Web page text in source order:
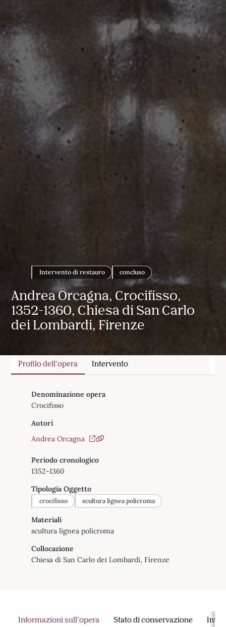
Andrea Orcagna, Crocifisso,
1352-1360, Chiesa di San Carlo
dei Lombardi, Firenze
Intervento di restauro concluso
Profilo dell’opera Intervento
Denominazione opera
Crocifisso
Autori
Andrea Orcagna
Periodo cronologico
1352-1360
Tipologia Oggetto
crocifisso scultura lignea policroma
Materiali
scultura lignea policroma
Collocazione
Chiesa di San Carlo dei Lombardi, Firenze
Informazioni sull’opera Stato di conservazione